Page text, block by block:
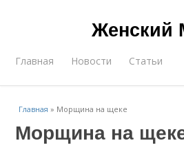
Женский
Главная Новости Статьи
Главная » Морщина на щеке
Морщина на